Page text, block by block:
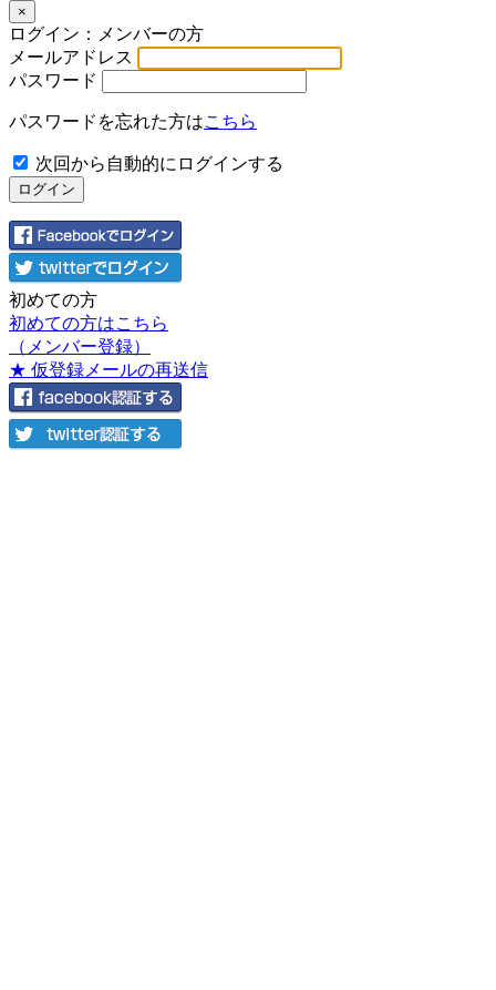
×
ログイン：メンバーの方
メールアドレス
パスワード
パスワードを忘れた方はこちら
次回から自動的にログインする
初めての方
初めての方はこちら
（メンバー登録）
★ 仮登録メールの再送信